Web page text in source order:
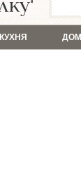
КУХНЯ ДОМ